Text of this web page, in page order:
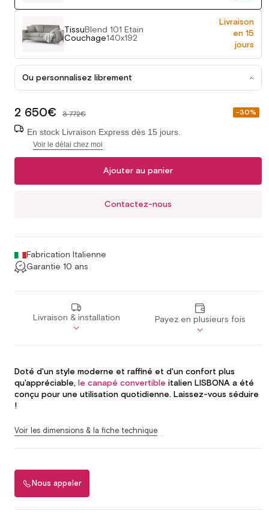
TissuBlend 101 Etain
Couchage140x192
Livraison
en 15
jours
Ou personnalisez librement
Prix
soldé
2 650€ 3 772€ -30%
En stock Livraison Express dès 15 jours.
Voir le délai chez moi
Ajouter au panier
Contactez-nous
Fabrication Italienne
Garantie 10 ans
Livraison & installation Payez en plusieurs fois
Doté d'un style moderne et raffiné et d'un confort plus
qu'appréciable, le canapé convertible italien LISBONA a été
conçu pour une utilisation quotidienne. Laissez-vous séduire
!
Voir les dimensions & la fiche technique
Nous appeler